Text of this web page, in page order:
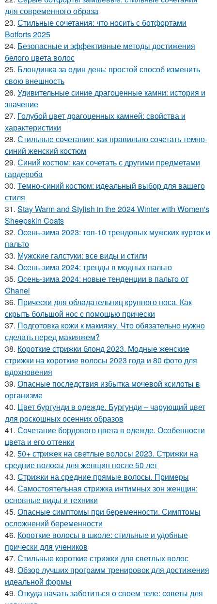
для современного образа
23. Стильные сочетания: что носить с ботфортами
Botforts 2025
24. Безопасные и эффективные методы достижения
белого цвета волос
25. Блондинка за один день: простой способ изменить
свою внешность
26. Удивительные синие драгоценные камни: история и
значение
27. Голубой цвет драгоценных камней: свойства и
характеристики
28. Стильные сочетания: как правильно сочетать темно-
синий женский костюм
29. Синий костюм: как сочетать с другими предметами
гардероба
30. Темно-синий костюм: идеальный выбор для вашего
стиля
31. Stay Warm and Stylish in the 2024 Winter with Women's
Sheepskin Coats
32. Осень-зима 2023: топ-10 трендовых мужских курток и
пальто
33. Мужские галстуки: все виды и стили
34. Осень-зима 2024: тренды в модных пальто
35. Осень-зима 2024: новые тенденции в пальто от
Chanel
36. Прически для обладательниц крупного носа. Как
скрыть большой нос с помощью прически
37. Подготовка кожи к макияжу. Что обязательно нужно
сделать перед макияжем?
38. Короткие стрижки блонд 2023. Модные женские
стрижки на короткие волосы 2023 года и 80 фото для
вдохновения
39. Опасные последствия избытка мочевой ксилоты в
организме
40. Цвет бургунди в одежде. Бургунди – чарующий цвет
для роскошных осенних образов
41. Сочетание бордового цвета в одежде. Особенности
цвета и его оттенки
42. 50+ стрижек на светлые волосы 2023. Стрижки на
средние волосы для женщин после 50 лет
43. Стрижки на средние прямые волосы. Примеры
44. Самостоятельная стрижка интимных зон женщин:
основные виды и техники
45. Опасные симптомы при беременности. Симптомы
осложнений беременности
46. Короткие волосы в школе: стильные и удобные
прически для учеников
47. Стильные короткие стрижки для светлых волос
48. Обзор лучших программ тренировок для достижения
идеальной формы
49. Откуда начать заботиться о своем теле: советы для